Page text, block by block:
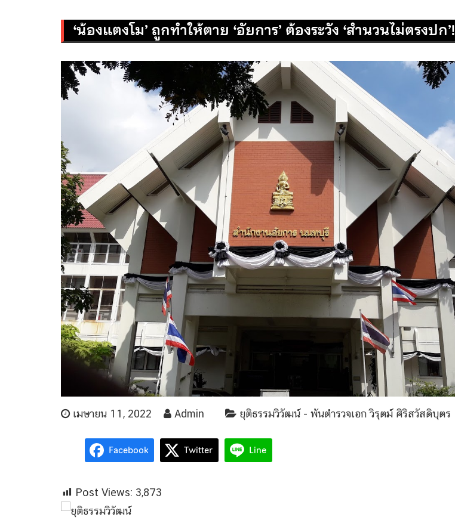
‘น้องแตงโม’ ถูกทำให้ตาย ‘อัยการ’ ต้องระวัง ‘สำนวนไม่ตรงปก’!
เมษายน 11, 2022 Admin ยุติธรรมวิวัฒน์ - พันตำรวจเอก วิรุตม์ ศิริสวัสดิบุตร
Facebook Twitter Line
Post Views: 3,873